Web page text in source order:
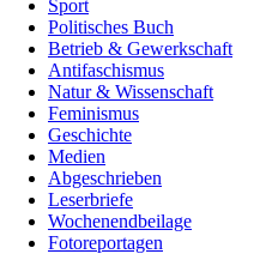
Sport
Politisches Buch
Betrieb & Gewerkschaft
Antifaschismus
Natur & Wissenschaft
Feminismus
Geschichte
Medien
Abgeschrieben
Leserbriefe
Wochenendbeilage
Fotoreportagen